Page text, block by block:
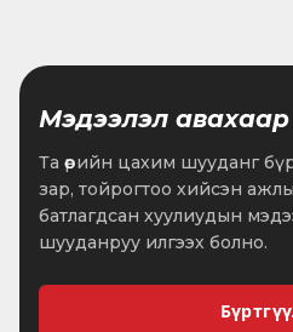
Мэдээлэл авахаар
Та өөрийн цахим шууданг
зар, тойрогтоо хийсэн
батлагдсан хуулиудын
шууданруу илгээх болно.